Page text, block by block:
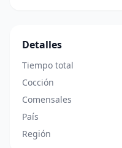
Detalles
Tiempo total
Cocción
Comensales
País
Región